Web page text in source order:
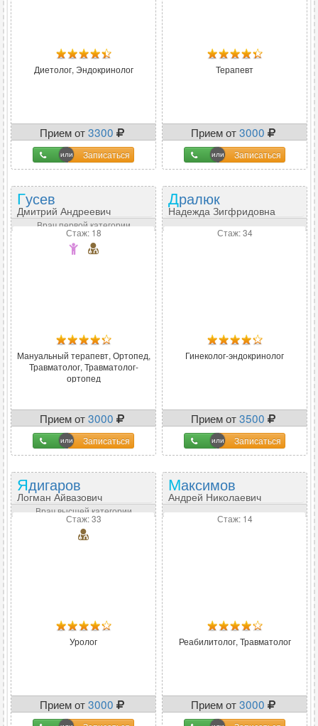
Диетолог, Эндокринолог
Прием от3300
Записаться
Терапевт
Прием от3000
Записаться
Гусев
Дмитрий Андреевич
Врач первой категории
Стаж: 18
Мануальный терапевт, Ортопед,
Травматолог, Травматолог-
ортопед
Прием от3000
Записаться
Дралюк
Надежда Зигфридовна
Стаж: 34
Гинеколог-эндокринолог
Прием от3500
Записаться
Ядигаров
Логман Айвазович
Врач высшей категории
Стаж: 33
Уролог
Прием от3000
Максимов
Андрей Николаевич
Стаж: 14
Реабилитолог, Травматолог
Прием от3000